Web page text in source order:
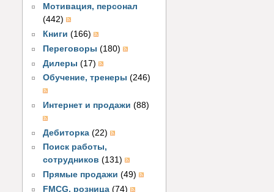
Мотивация, персонал
(442)
Книги (166)
Переговоры (180)
Дилеры (17)
Обучение, тренеры (246)
Интернет и продажи (88)
Дебиторка (22)
Поиск работы,
сотрудников (131)
Прямые продажи (49)
FMCG, розница (74)